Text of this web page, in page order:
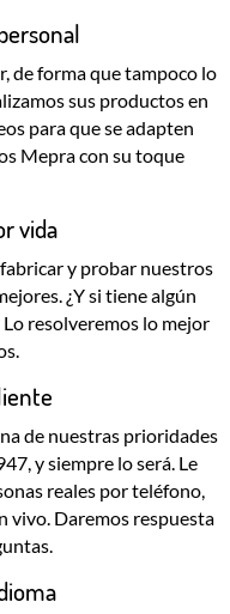
de forma que tampoco lo
sus productos en
para que se adapten
Mepra con su toque
vida
y probar nuestros
¿Y si tiene algún
resolveremos lo mejor
de nuestras prioridades
y siempre lo será. Le
reales por teléfono,
vivo. Daremos respuesta